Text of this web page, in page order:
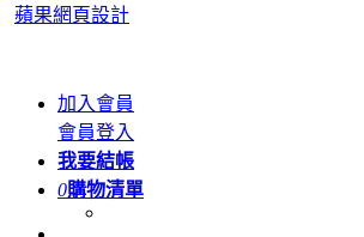
蘋果網頁設計
加入會員
會員登入
我要結帳
0購物清單